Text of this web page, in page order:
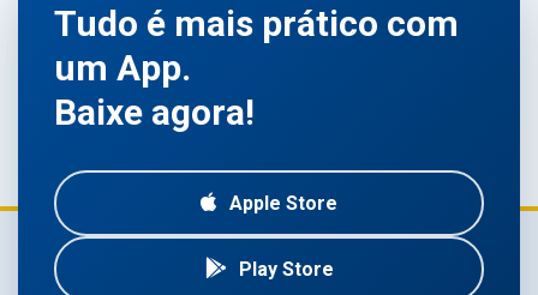
Tudo é mais prático com
um App.
Baixe agora!
Apple Store
Play Store